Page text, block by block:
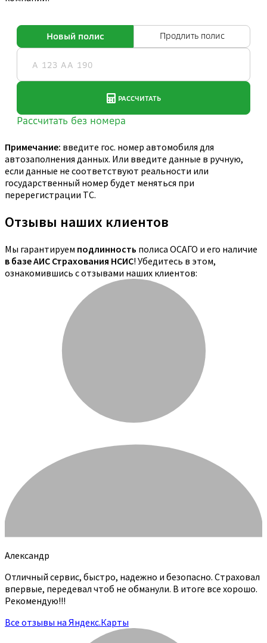
Примечание: введите гос. номер автомобиля для
автозаполнения данных. Или введите данные в ручную,
если данные не соответствуют реальности или
государственный номер будет меняться при
перерегистрации ТС.
Отзывы наших клиентов
Мы гарантируем подлинность полиса ОСАГО и его наличие
в базе АИС Страхования НСИС! Убедитесь в этом,
ознакомившись с отзывами наших клиентов:
Александр
Отличный сервис, быстро, надежно и безопасно. Страховал
впервые, передевал чтоб не обманули. В итоге все хорошо.
Рекомендую!!!
Все отзывы на Яндекс.Карты